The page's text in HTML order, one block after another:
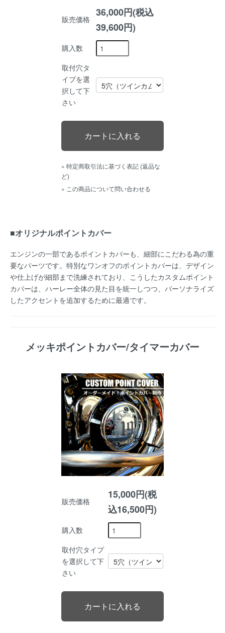
販売価格
36,000円(税込
39,600円)
購入数
取付穴タ
イプを選
択して下
さい
» 特定商取引法に基づく表記 (返品な
ど)
» この商品について問い合わせる
■オリジナルポイントカバー
エンジンの一部であるポイントカバーも、細部にこだわる為の重
要なパーツです。特別なワンオフのポイントカバーは、デザイン
や仕上げが細部まで洗練されており、こうしたカスタムポイント
カバーは、ハーレー全体の見た目を統一しつつ、パーソナライズ
したアクセントを追加するために最適です。
メッキポイントカバー/タイマーカバー
販売価格
15,000円(税
込16,500円)
購入数
取付穴タイプ
を選択して下
さい